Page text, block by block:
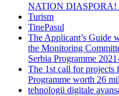
NATION
Turism
TinePasul
The Applicant’s Guide
the Monitoring
Serbia Programme
The 1st call for projects
Programme worth 26
tehnologii digitale